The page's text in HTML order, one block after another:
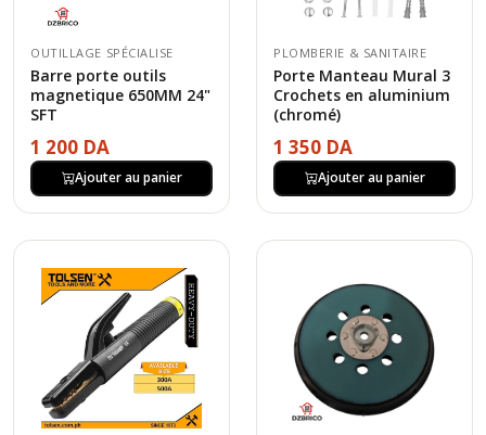
OUTILLAGE SPÉCIALISE
Barre porte outils
magnetique 650MM 24"
SFT
1 200 DA
Ajouter au panier
PLOMBERIE & SANITAIRE
Porte Manteau Mural 3
Crochets en aluminium
(chromé)
1 350 DA
Ajouter au panier